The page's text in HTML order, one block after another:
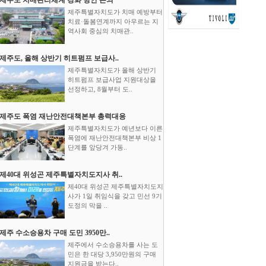
제주특별자치도가 치매 예방부터
치료·돌봄연계까지 아우르는 지
역사회 중심의 치매관..
제주도, 올해 상반기 히트펌프 보급사..
제주특별자치도가 올해 상반기
히트펌프 보급사업 지원대상을
선정하고, 8월부터 도..
제주도 폭염 재난안전대책본부 총력대응
제주특별자치도가 예년보다 이른
폭염에 재난안전대책본부 비상 1
단계를 앞당겨 가동..
제40대 위성곤 제주특별자치도지사 취..
제40대 위성곤 제주특별자치도지
사가 1일 취임식을 갖고 민선 9기
도정의 막을 ..
제주 수소승용차 구매 도민 3950만..
제주에서 수소승용차를 사는 도
민은 한 대당 3,950만원의 구매
지원금을 받는다..